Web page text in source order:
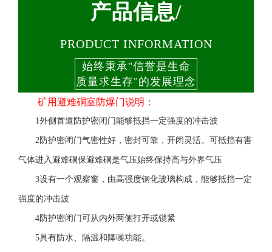
产品信息/
PRODUCT INFORMATION
始终秉承"信誉是生命
质量求生存"的发展理念
矿用避难硐室防爆门说明：
1外侧首道防护密闭门能够抵挡一定强度的冲击波
2防护密闭门气密性好，密封可靠，开闭灵活。可抵挡有害
气体进入避难硐保避难硐是气压始终保持高与外界气压
3设有一个观察窗，由高强度钢化玻璃构成，能够抵挡一定
强度的冲击波
4防护密闭门可从内外两侧打开或锁紧
5具有防水、隔温和降噪功能。